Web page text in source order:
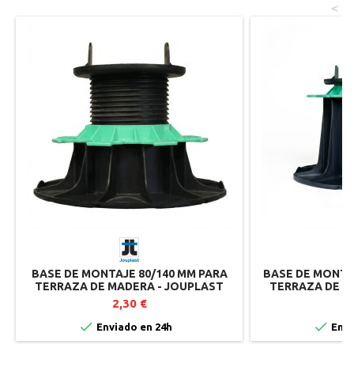
<
BASE DE MONTAJE 80/140 MM PARA
TERRAZA DE MADERA - JOUPLAST
2,30 €
 Enviado en 24h
BASE DE
TERRAZA DE
